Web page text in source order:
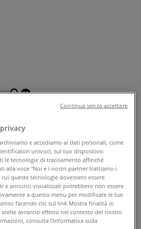
ElettronicaNovitàCura
Animali
Servizi
in San Biagio di Callalta
di Callalta»
e accediamo ai dati personali, come
univoci, sul tuo dispositivo.
le tecnologie di tracciamento affinché
alla voce "Noi e i nostri partner trattiamo i
queste tecnologie dovessero essere
e annunci visualizzati potrebbero non essere
a questo menu per modificare le tue
facendo clic sul link Mostra finalità in
avranno effetto nel contesto del nostro
consulta l'Informativa sulla
Continua senza accettare